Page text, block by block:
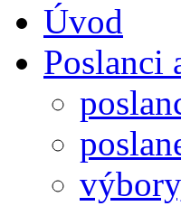
Úvod
Poslanci